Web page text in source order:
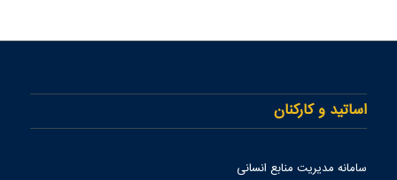
اساتید و کارکنان
سامانه مدیریت منابع انسانی